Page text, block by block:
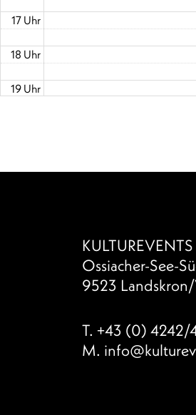
17 Uhr
18 Uhr
19 Uhr
Ossiacher-See-
9523
T. +43 (0)
M.